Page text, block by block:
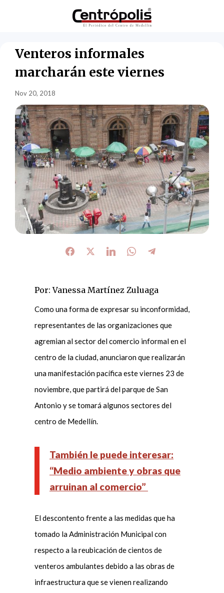
Venteros informales
marcharán este viernes
Nov 20, 2018
Por: Vanessa Martínez Zuluaga
Como una forma de expresar su inconformidad,
representantes de las organizaciones que
agremian al sector del comercio informal en el
centro de la ciudad, anunciaron que realizarán
una manifestación pacífica este viernes 23 de
noviembre, que partirá del parque de San
Antonio y se tomará algunos sectores del
centro de Medellín.
También le puede interesar:
“Medio ambiente y obras que
arruinan al comercio”
El descontento frente a las medidas que ha
tomado la Administración Municipal con
respecto a la reubicación de cientos de
venteros ambulantes debido a las obras de
infraestructura que se vienen realizando